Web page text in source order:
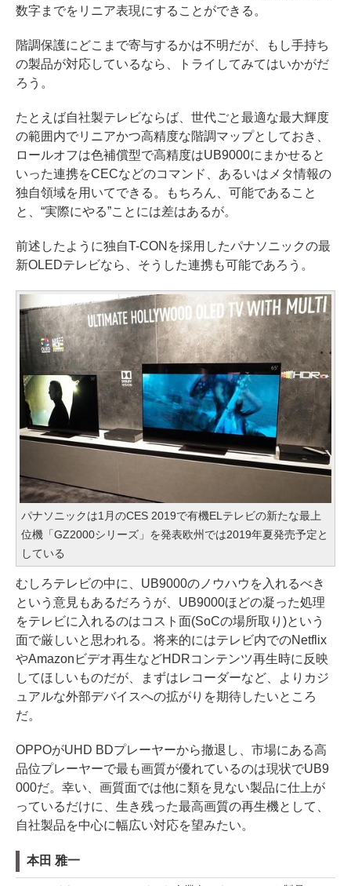
数字までをリニア表現にすることができる。
階調保護にどこまで寄与するかは不明だが、もし手持ち
の製品が対応しているなら、トライしてみてはいかがだ
ろう。
たとえば自社製テレビならば、世代ごと最適な最大輝度
の範囲内でリニアかつ高精度な階調マップとしておき、
ロールオフは色補償型で高精度はUB9000にまかせると
いった連携をCECなどのコマンド、あるいはメタ情報の
独自領域を用いてできる。もちろん、可能であること
と、“実際にやる”ことには差はあるが。
前述したように独自T-CONを採用したパナソニックの最
新OLEDテレビなら、そうした連携も可能であろう。
パナソニックは1月のCES 2019で有機ELテレビの新たな最上
位機「GZ2000シリーズ」を発表欧州では2019年夏発売予定と
している
むしろテレビの中に、UB9000のノウハウを入れるべき
という意見もあるだろうが、UB9000ほどの凝った処理
をテレビに入れるのはコスト面(SoCの場所取り)という
面で厳しいと思われる。将来的にはテレビ内でのNetflix
やAmazonビデオ再生などHDRコンテンツ再生時に反映
してほしいものだが、まずはレコーダーなど、よりカジ
ュアルな外部デバイスへの拡がりを期待したいところ
だ。
OPPOがUHD BDプレーヤーから撤退し、市場にある高
品位プレーヤーで最も画質が優れているのは現状でUB9
000だ。幸い、画質面では他に類を見ない製品に仕上が
っているだけに、生き残った最高画質の再生機として、
自社製品を中心に幅広い対応を望みたい。
本田 雅一